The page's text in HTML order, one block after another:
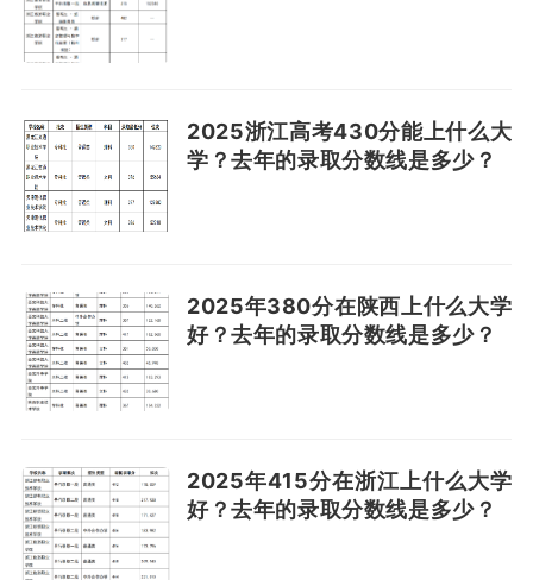
2025浙江高考430分能上什么大
学？去年的录取分数线是多少？
2025年380分在陕西上什么大学
好？去年的录取分数线是多少？
2025年415分在浙江上什么大学
好？去年的录取分数线是多少？